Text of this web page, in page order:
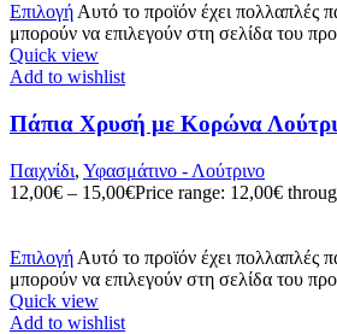
Επιλογή Αυτό το προϊόν έχει πολλαπλές
μπορούν να επιλεγούν στη σελίδα του
Quick view
Add to wishlist
Πάπια Χρυσή με Κορώνα
Παιχνίδι, Υφασμάτινο - Λούτρινο
12,00€ – 15,00€Price range: 12,00€
Επιλογή Αυτό το προϊόν έχει πολλαπλές
μπορούν να επιλεγούν στη σελίδα του
Quick view
Add to wishlist